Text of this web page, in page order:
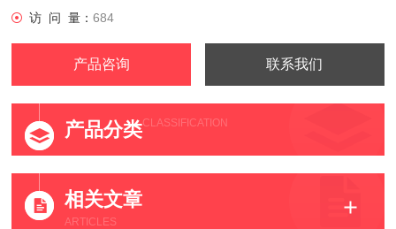
访 问 量：684
产品咨询 联系我们
产品分类CLASSIFICATION
相关文章
ARTICLES